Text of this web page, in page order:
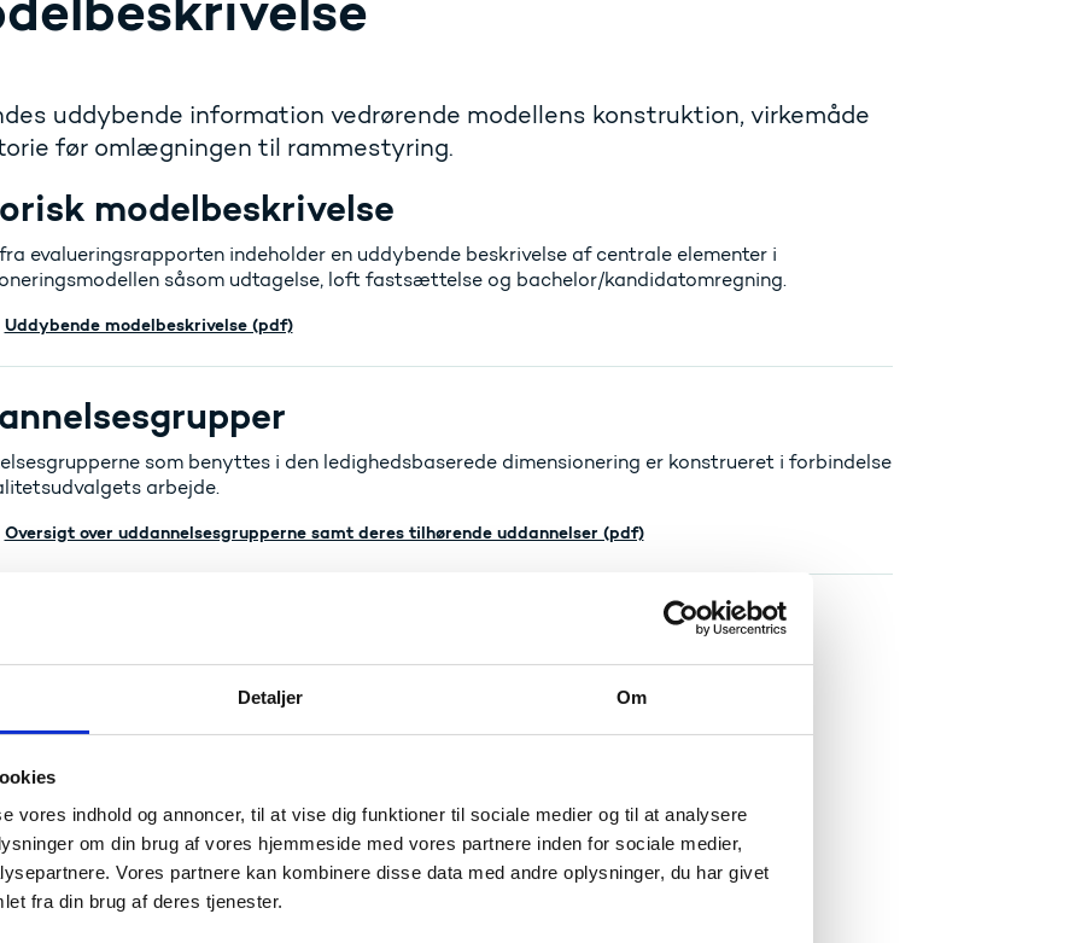
Detaljer Om
vores indhold og annoncer, til at vise dig funktioner til sociale medier og til at analysere
om din brug af vores hjemmeside med vores partnere inden for sociale medier,
Vores partnere kan kombinere disse data med andre oplysninger, du har givet
fra din brug af deres tjenester.
uddybende information vedrørende modellens konstruktion, virkemåde
før omlægningen til rammestyring.
modelbeskrivelse
evalueringsrapporten indeholder en uddybende beskrivelse af centrale elementer i
såsom udtagelse, loft fastsættelse og bachelor/kandidatomregning.
Uddybende modelbeskrivelse (pdf)
som benyttes i den ledighedsbaserede dimensionering er konstrueret i forbindelse
arbejde.
Oversigt over uddannelsesgrupperne samt deres tilhørende uddannelser (pdf)
Historiske dokumenter vedrørende ledighedsbaseret dimensionering